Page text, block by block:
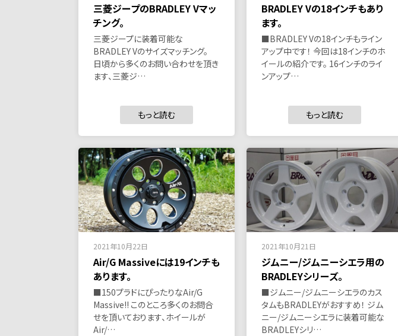
三菱ジープのBRADLEY Vマッ
チング。
三菱ジープに装着可能な
BRADLEY Vのサイズマッチング。
日頃から多くのお問い合わせを頂き
ます、三菱ジ…
もっと読む
BRADLEY Vの18インチもあり
ます。
■BRADLEY Vの18インチもライン
アップ中です！ 今回は18インチのホ
イールの紹介です。 16インチのライ
ンアップ…
もっと読む
2021年10月22日
Air/G Massiveには19インチも
あります。
■150プラドにぴったりなAir/G
Massive!! このところ多くのお問合
せを頂いております、ホイールが
Air/…
2021年10月21日
ジムニー/ジムニーシエラ用の
BRADLEYシリーズ。
■ジムニー/ジムニーシエラのカス
タムもBRADLEYがおすすめ！ ジム
ニー/ジムニーシエラに装着可能な
BRADLEYシリ…